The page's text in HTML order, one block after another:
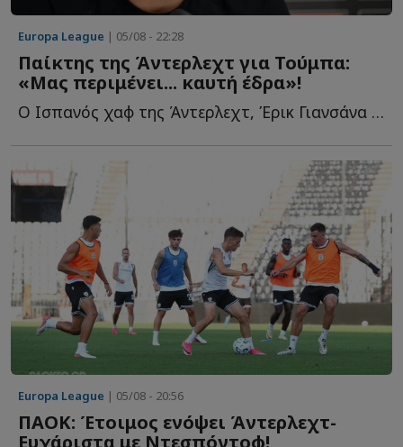
Europa League | 05/08 - 22:28
Παίκτης της Άντερλεχτ για Τούμπα:
«Μας περιμένει... καυτή έδρα»!
Ο Ισπανός χαφ της Άντερλεχτ, Έρικ Γιανσάνα στάθηκε κ...
Europa League | 05/08 - 20:56
ΠΑΟΚ: Έτοιμος ενόψει Άντερλεχτ-